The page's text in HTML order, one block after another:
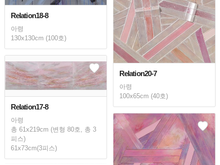
Relation18-8
아령
130x130cm (100호)
Relation20-7
아령
100x65cm (40호)
Relation17-8
아령
총 61x219cm (변형 80호, 총 3
피스)
61x73cm(3피스)